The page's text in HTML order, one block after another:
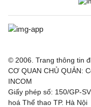
© 2006. Trang thông tin
CƠ QUAN CHỦ QUẢN:
INCOM
Giấy phép số: 150/GP-
hoá Thể thao TP. Hà Nội